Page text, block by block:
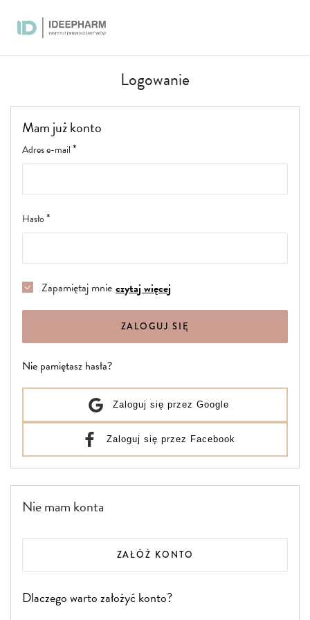
do
treści
Logowanie
Mam już konto
Adres e-mail
Hasło
Zapamiętaj mnie czytaj więcej
ZALOGUJ SIĘ
Nie pamiętasz hasła?
Zaloguj się przez Google
Zaloguj się przez Facebook
Nie mam konta
ZAŁÓŻ KONTO
Dlaczego warto założyć konto?